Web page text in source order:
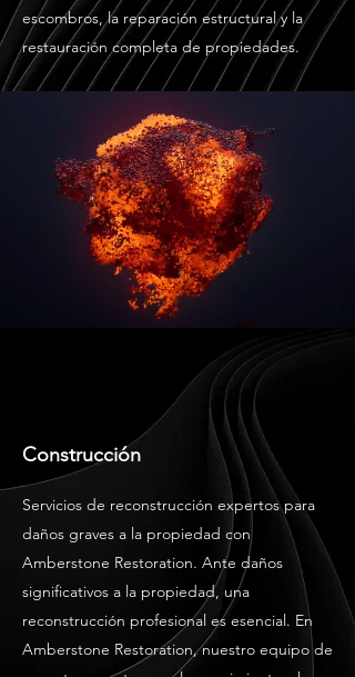
escombros, la reparación estructural y la
restauración completa de propiedades.
Construcción
Servicios de reconstrucción expertos para
daños graves a la propiedad con
Amberstone Restoration. Ante daños
significativos a la propiedad, una
reconstrucción profesional es esencial. En
Amberstone Restoration, nuestro equipo de